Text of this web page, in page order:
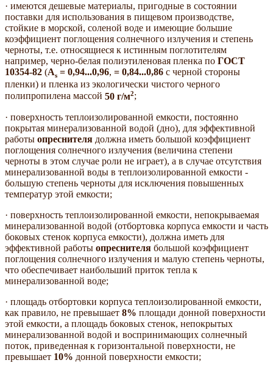
· имеются дешевые материалы, пригодные в состоянии
поставки для использования в пищевом производстве,
стойкие в морской, соленой воде и имеющие большие
коэффициент поглощения солнечного излучения и степень
черноты, т.е. относящиеся к истинным поглотителям
например, черно-белая полиэтиленовая пленка по ГОСТ
10354-82 (As = 0,94...0,96, = 0,84...0,86 с черной стороны
пленки) и пленка из экологически чистого черного
полипропилена массой 50 г/м2;
· поверхность теплоизолированной емкости, постоянно
покрытая минерализованной водой (дно), для эффективной
работы опреснителя должна иметь большой коэффициент
поглощения солнечного излучения (величина степени
черноты в этом случае роли не играет), а в случае отсутствия
минерализованной воды в теплоизолированной емкости -
большую степень черноты для исключения повышенных
температур этой емкости;
· поверхность теплоизолированной емкости, непокрываемая
минерализованной водой (отбортовка корпуса емкости и часть
боковых стенок корпуса емкости), должна иметь для
эффективной работы опреснителя большой коэффициент
поглощения солнечного излучения и малую степень черноты,
что обеспечивает наибольший приток тепла к
минерализованной воде;
· площадь отбортовки корпуса теплоизолированной емкости,
как правило, не превышает 8% площади донной поверхности
этой емкости, а площадь боковых стенок, непокрытых
минерализованной водой и воспринимающих солнечный
поток, приведенная к горизонтальной поверхности, не
превышает 10% донной поверхности емкости;